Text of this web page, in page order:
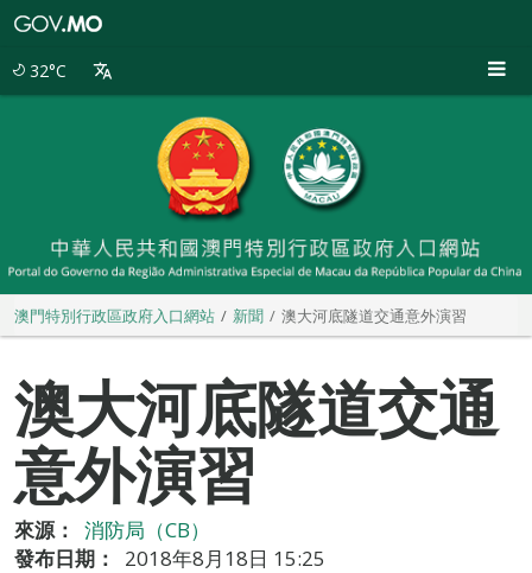
32°C
澳門特別行政區政府入口網站 新聞 澳大河底隧道交通意外演習
澳大河底隧道交通
意外演習
來源：
消防局（CB）
發布日期：
2018年8月18日 15:25